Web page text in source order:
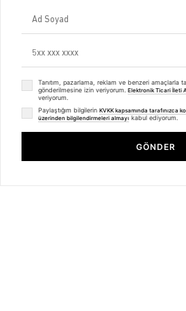
Mesafeli Satış Sözleşmesi
Unisex
Kadın
Basic Seri
Tanıtım, pazarlama, reklam ve benzeri amaçlarla
gönderilmesine izin veriyorum. Elektronik Ticari İleti
veriyorum.
Paylaştığım bilgilerin KVKK kapsamında tarafınızca
üzerinden bilgilendirmeleri almayı kabul ediyorum.
GÖNDER